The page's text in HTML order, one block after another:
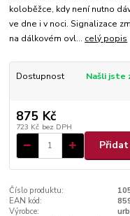
koloběžce, kdy není nutno
ve dne i v noci. Signalizace
na dálkovém ovl... celý popis
Dostupnost Našli jste
875 Kč
723 Kč bez DPH
Číslo produktu:
EAN kód:
Výrobce: